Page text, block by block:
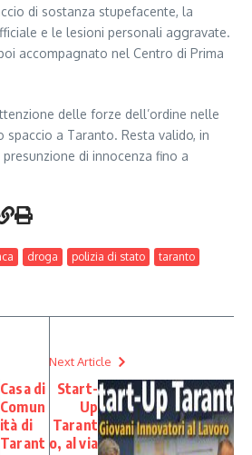
di sostanza stupefacente, la
e le lesioni personali aggravate.
accompagnato nel Centro di Prima
delle forze dell’ordine nelle
a Taranto. Resta valido, in
di innocenza fino a
droga polizia di stato taranto
Casa di
Comun
ità di
Tarant
Next Article
Start-
Up
Tarant
o, al via